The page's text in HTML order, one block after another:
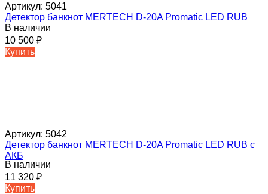
Артикул: 5041
Детектор банкнот MERTECH D-20A Promatic LED RUB
В наличии
10 500 ₽
Купить
Артикул: 5042
Детектор банкнот MERTECH D-20A Promatic LED RUB c
АКБ
В наличии
11 320 ₽
Купить